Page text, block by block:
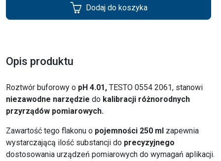
Dodaj do koszyka
Opis produktu
Roztwór buforowy o pH 4.01, TESTO 0554 2061, stanowi
niezawodne narzędzie do kalibracji różnorodnych
przyrządów pomiarowych.
Zawartość tego flakonu o pojemności 250 ml zapewnia
wystarczającą ilość substancji do precyzyjnego
dostosowania urządzeń pomiarowych do wymagań aplikacji.